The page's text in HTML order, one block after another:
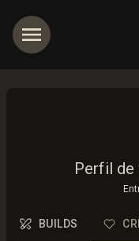
Perfil de
BUILDS